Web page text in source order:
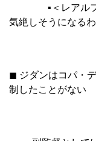
▪︎＜レアルファ
気絶しそうになるわ
◼︎ ジダンはコパ・
制したことがない